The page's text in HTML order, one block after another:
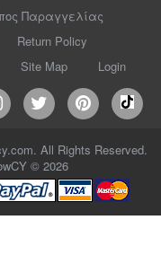
Παραγγελίας
Return Policy
Site Map Login
All Rights Reserved.
© 2026